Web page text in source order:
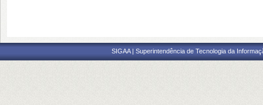
SIGAA | Superintendência de Tecnologia da